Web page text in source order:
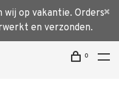
wij op vakantie. Orders
en verzonden.
0